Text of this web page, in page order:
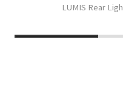
LUMIS Rear